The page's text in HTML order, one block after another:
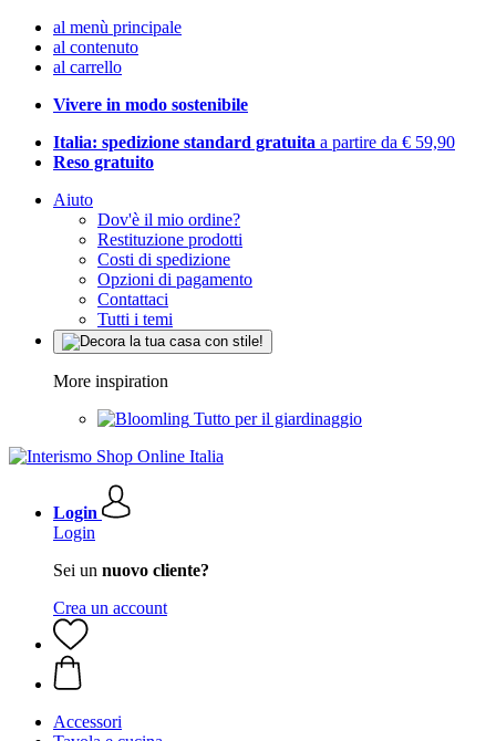
al menù principale
al contenuto
al carrello
Vivere in modo sostenibile
Italia: spedizione standard gratuita a partire da € 59,90
Reso gratuito
Aiuto
Dov'è il mio ordine?
Restituzione prodotti
Costi di spedizione
Opzioni di pagamento
Contattaci
Tutti i temi
More inspiration
Tutto per il giardinaggio
Login
Login
Sei un nuovo cliente?
Crea un account
Accessori